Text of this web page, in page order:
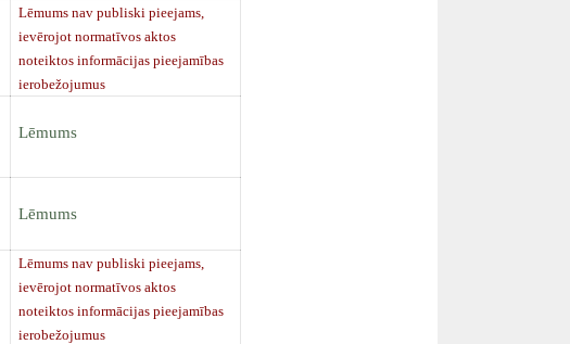
Lēmums nav publiski pieejams,
ievērojot normatīvos aktos
noteiktos informācijas pieejamības
ierobežojumus
Lēmums
Lēmums
Lēmums nav publiski pieejams,
ievērojot normatīvos aktos
noteiktos informācijas pieejamības
ierobežojumus